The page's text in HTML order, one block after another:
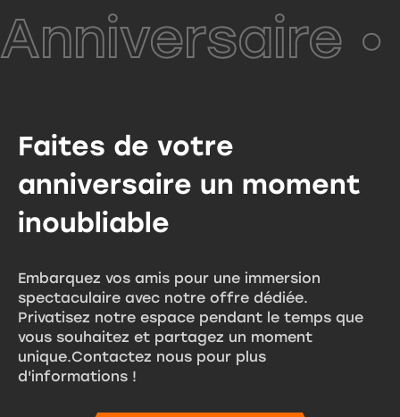
Anniversaire
Faites de votre
anniversaire un moment
inoubliable
Embarquez vos amis pour une immersion
spectaculaire avec notre offre dédiée.
Privatisez notre espace pendant le temps que
vous souhaitez et partagez un moment
unique.Contactez nous pour plus
d'informations !